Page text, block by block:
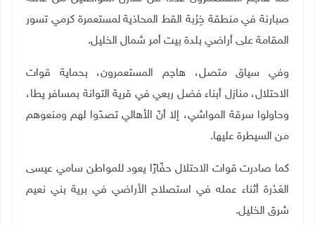
صبارنة في منطقة خِرْبة القط المحاذية لمستعمرة كرمي تسور
المقامة على أراضي بلدة بيت أمر شمال الخليل.
وفي سياق متصل، هاجم المستعمرون، بحماية قوات
الاحتلال، منازل أبناء فضل ربعي في قرية التوانة بمسافر يطا،
وحاولوا سرقة المواشي، إلا أنّ الأهالي تصدّوا لهم ومنعوهم
من السيطرة عليها.
كما صادرت قوات الاحتلال حفّارًا يعود للمواطن سامي عيسى
العَدْرة أثناء عمله في استصلاح الأراضي في برية بني نعيم
شرق الخليل.